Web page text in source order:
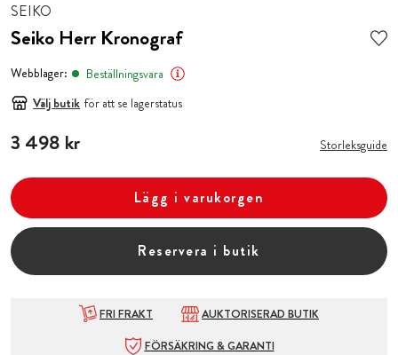
SEIKO
Seiko Herr Kronograf
Webblager:
Beställningsvara
Välj butik för att se lagerstatus
Pris:3 498 kr
3 498 kr Storleksguide
Lägg i varukorgen
Reservera i butik
FRI FRAKT
AUKTORISERAD BUTIK
FÖRSÄKRING & GARANTI